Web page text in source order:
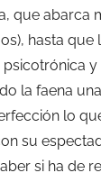
que abarca
hasta que
la faena
lo
su
si ha de